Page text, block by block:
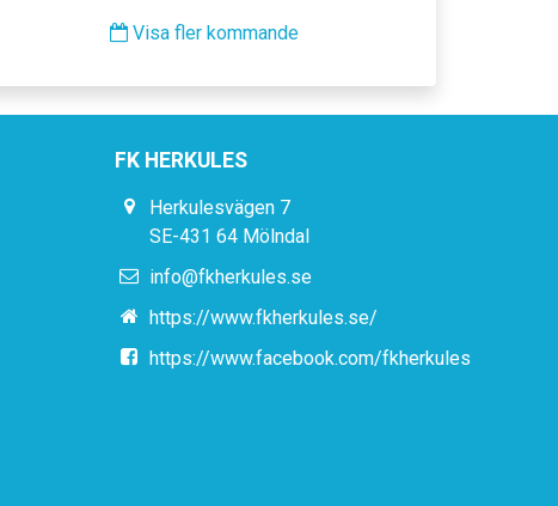
Visa fler kommande
FK HERKULES
Herkulesvägen 7
SE-431 64 Mölndal
info@fkherkules.se
https://www.fkherkules.se/
https://www.facebook.com/fkherkules